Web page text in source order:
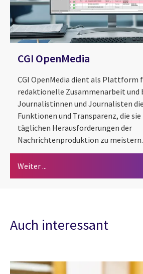
CGI OpenMedia
CGI OpenMedia dient als Plattform
redaktionelle Zusammenarbeit und
Journalistinnen und Journalisten
Funktionen und Transparenz, die
täglichen Herausforderungen der
Nachrichtenproduktion zu meistern.
Weiter ...
Auch interessant